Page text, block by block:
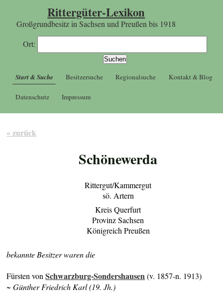
Rittergüter-Lexikon
Großgrundbesitz in Sachsen und Preußen bis 1918
Ort:
Start & Suche Besitzersuche Regionalsuche Kontakt & Blog
Datenschutz Impressum
« zurück
Schönewerda
Rittergut/Kammergut
sö. Artern
Kreis Querfurt
Provinz Sachsen
Königreich Preußen
bekannte Besitzer waren die
Fürsten vonSchwarzburg-Sondershausen(v. 1857-n. 1913)
~ Günther Friedrich Karl (19. Jh.)